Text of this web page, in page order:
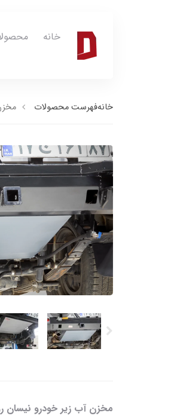
خانه
خانهفهرست محصولات
مخزن آب زیر خودرو نیسان